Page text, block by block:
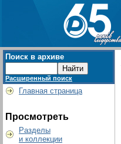
Поиск в архиве
Расширенный поиск
Главная страница
Просмотреть
Разделы
и коллекции